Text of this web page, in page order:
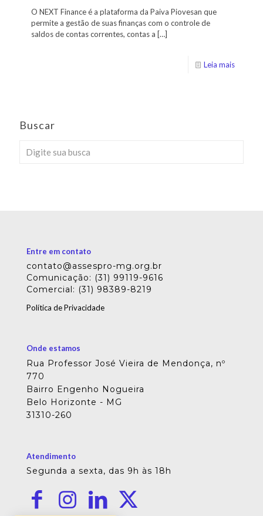
O NEXT Finance é a plataforma da Paiva Piovesan que
permite a gestão de suas finanças com o controle de
saldos de contas correntes, contas a […]
Leia mais
Buscar
Entre em contato
contato@assespro-mg.org.br
Comunicação: (31) 99119-9616
Comercial: (31) 98389-8219
Política de Privacidade
Onde estamos
Rua Professor José Vieira de Mendonça, nº
770
Bairro Engenho Nogueira
Belo Horizonte - MG
31310-260
Atendimento
Segunda a sexta, das 9h às 18h